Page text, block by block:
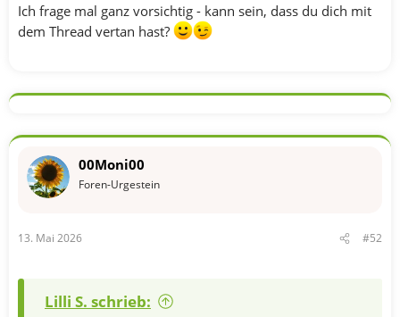
Ich frage mal ganz vorsichtig - kann sein, dass du dich mit
dem Thread vertan hast?
00Moni00
Foren-Urgestein
13. Mai 2026 #52
Lilli S. schrieb: